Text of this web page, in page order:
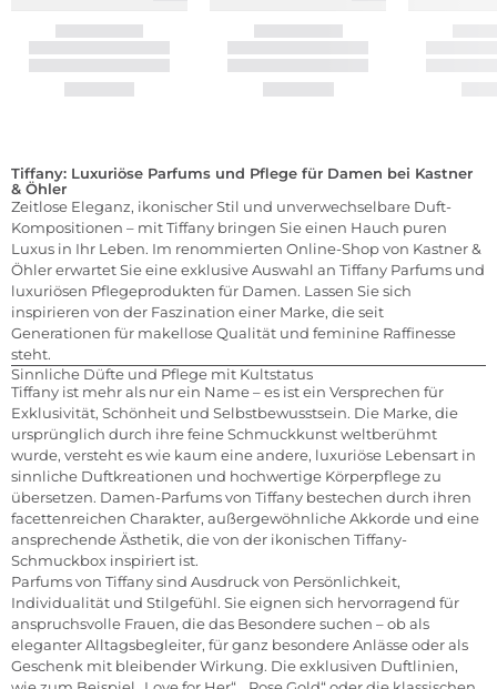
Tiffany: Luxuriöse Parfums und Pflege für Damen bei Kastner
& Öhler
Zeitlose Eleganz, ikonischer Stil und unverwechselbare Duft-
Kompositionen – mit Tiffany bringen Sie einen Hauch puren
Luxus in Ihr Leben. Im renommierten Online-Shop von Kastner &
Öhler erwartet Sie eine exklusive Auswahl an Tiffany Parfums und
luxuriösen Pflegeprodukten für Damen. Lassen Sie sich
inspirieren von der Faszination einer Marke, die seit
Generationen für makellose Qualität und feminine Raffinesse
steht.
Sinnliche Düfte und Pflege mit Kultstatus
Tiffany ist mehr als nur ein Name – es ist ein Versprechen für
Exklusivität, Schönheit und Selbstbewusstsein. Die Marke, die
ursprünglich durch ihre feine Schmuckkunst weltberühmt
wurde, versteht es wie kaum eine andere, luxuriöse Lebensart in
sinnliche Duftkreationen und hochwertige Körperpflege zu
übersetzen. Damen-Parfums von Tiffany bestechen durch ihren
facettenreichen Charakter, außergewöhnliche Akkorde und eine
ansprechende Ästhetik, die von der ikonischen Tiffany-
Schmuckbox inspiriert ist.
Parfums von Tiffany sind Ausdruck von Persönlichkeit,
Individualität und Stilgefühl. Sie eignen sich hervorragend für
anspruchsvolle Frauen, die das Besondere suchen – ob als
eleganter Alltagsbegleiter, für ganz besondere Anlässe oder als
Geschenk mit bleibender Wirkung. Die exklusiven Duftlinien,